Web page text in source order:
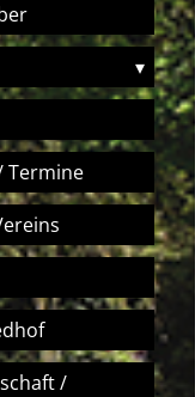
▾
Termine
/